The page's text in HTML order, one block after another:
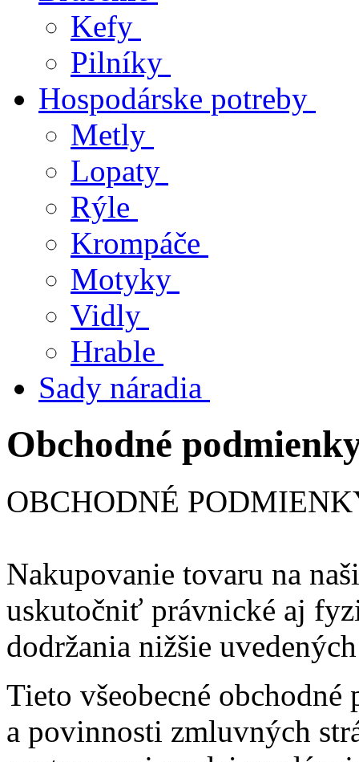
Kefy
Pilníky
Hospodárske potreby
Metly
Lopaty
Rýle
Krompáče
Motyky
Vidly
Hrable
Sady náradia
Obchodné
OBCHODNÉ
Nakupovanie tovaru na
uskutočniť právnické aj
dodržania nižšie
Tieto všeobecné
a povinnosti zmluvných